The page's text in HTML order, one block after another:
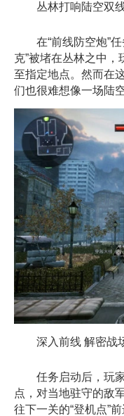
丛林打响陆空双
在“前线防空炮”任
克”被堵在丛林之中
至指定地点。然而在
们也很难想像一场陆
深入前线 解密战
任务启动后，玩家
点，对当地驻守的敌
往下一关的“登机点”